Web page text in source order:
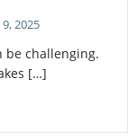
2025
be challenging.
[…]